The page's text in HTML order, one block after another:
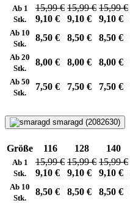
Ab 1
Stk.
15,99 €
9,10 €
15,99 €
9,10 €
15,99 €
9,10 €
Ab 10
Stk.
8,50 € 8,50 € 8,50 €
Ab 20
Stk.
8,00 € 8,00 € 8,00 €
Ab 50
Stk.
7,50 € 7,50 € 7,50 €
smaragd (2082630)
Größe 116 128 140
Ab 1
Stk.
15,99 €
9,10 €
15,99 €
9,10 €
15,99 €
9,10 €
Ab 10
Stk.
8,50 € 8,50 € 8,50 €